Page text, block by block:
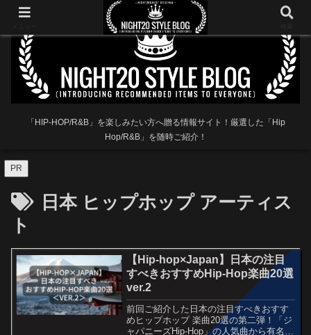
「HIP-HOP/R&B」を楽しみたい方へ贈る情報サイト！厳選した「Hip
Hop/R&B」を随時ご紹介！
PR
日本 ヒップホップ アーティス
ト
【Hip-hop×Japan】日本の注目
すべきおすすめHip-Hop楽曲20選
ver.2
前回ご紹介した日本の注目すべきおすす
めヒップホップ 楽曲20選の第二弾！「ジ
ャパニーズHip-Hop」の人気曲から有名